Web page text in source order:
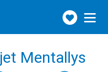
Faire
un
Toggle
navigation
Mentallys